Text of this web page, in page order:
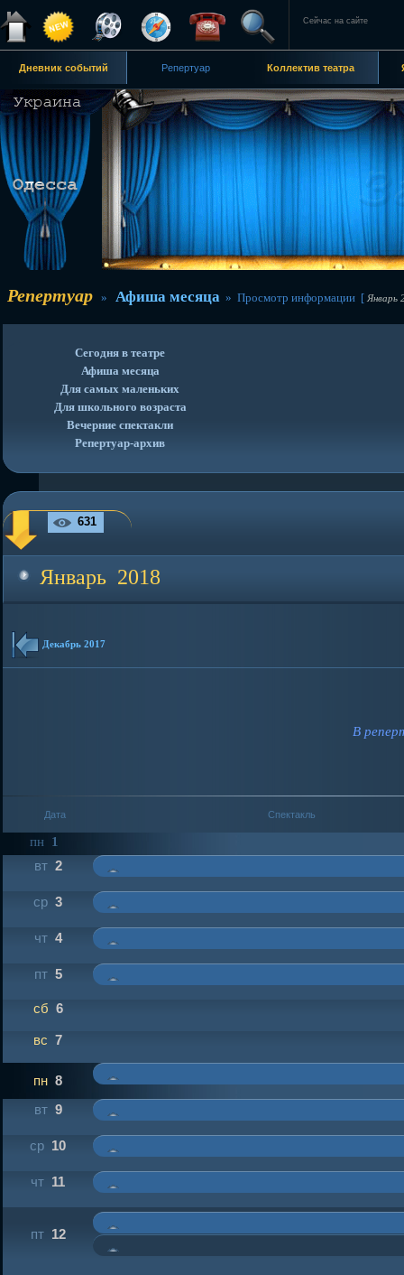
Сейчас на сайте
Дневник событий Репертуар Коллектив театра
Репертуар » Афиша месяца » Просмотр информации [ Январь
Сегодня в театре
Афиша месяца
Для самых маленьких
Для школьного возраста
Вечерние спектакли
Репертуар-архив
631
Январь 2018
Декабрь 2017
В
Дата Спектакль
пн 1
вт 2
ср 3
чт 4
пт 5
сб 6
вс 7
пн 8
вт 9
ср 10
чт 11
пт 12